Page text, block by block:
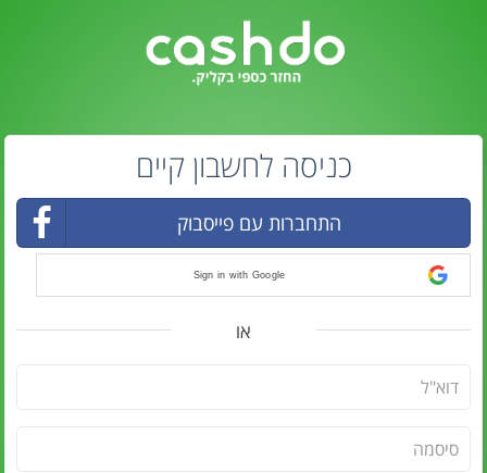
כניסה לחשבון קיים
התחברות עם פייסבוק
Sign in with Google
או